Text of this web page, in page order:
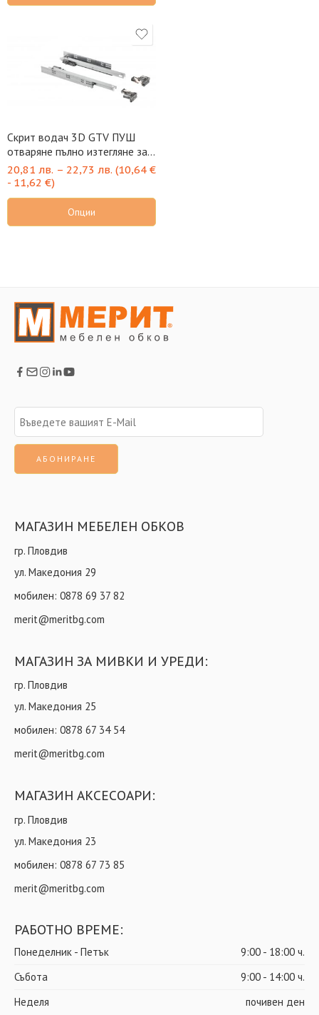
Скрит водач 3D GTV ПУШ
отваряне пълно изтегляне за
18мм
20,81 лв. – 22,73 лв. (10,64 €
- 11,62 €)
Опции
МАГАЗИН МЕБЕЛЕН ОБКОВ
гр. Пловдив
ул. Македония 29
мобилен: 0878 69 37 82
merit@meritbg.com
МАГАЗИН ЗА МИВКИ И УРЕДИ:
гр. Пловдив
ул. Македония 25
мобилен: 0878 67 34 54
merit@meritbg.com
МАГАЗИН АКСЕСОАРИ:
гр. Пловдив
ул. Македония 23
мобилен: 0878 67 73 85
merit@meritbg.com
РАБОТНО ВРЕМЕ:
Понеделник - Петък
9:00 - 18:00 ч.
Събота
9:00 - 14:00 ч.
Неделя
почивен ден